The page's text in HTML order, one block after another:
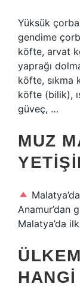
Yüksük
gendime
köfte, arvat
yaprağı
köfte, sıkma
köfte (bilik),
güveç, …
MUZ
Anamur’dan
Malatya’da